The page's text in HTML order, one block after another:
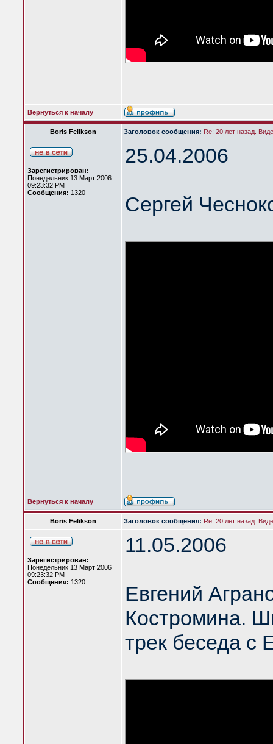
Вернуться к началу
Boris Felikson Заголовок сообщения: Re: 20 лет назад.
Зарегистрирован:
Понедельник 13 Март 2006
09:23:32 PM
Сообщения: 1320
25.04.2006
Сергей
Вернуться к началу
Boris Felikson Заголовок сообщения: Re: 20 лет назад.
Зарегистрирован:
Понедельник 13 Март 2006
09:23:32 PM
Сообщения: 1320
11.05.2006
Евгений
Костромина.
трек беседа с